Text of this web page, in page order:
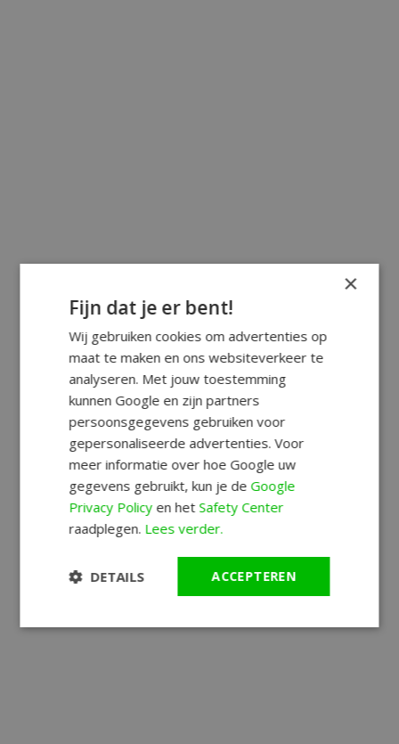
×
Fijn dat je er bent!
Wij gebruiken cookies om advertenties op
maat te maken en ons websiteverkeer te
analyseren. Met jouw toestemming
kunnen Google en zijn partners
persoonsgegevens gebruiken voor
gepersonaliseerde advertenties. Voor
meer informatie over hoe Google uw
gegevens gebruikt, kun je deGoogle
Privacy Policyen hetSafety Center
raadplegen. Lees verder.
ACCEPTEREN
DETAILS